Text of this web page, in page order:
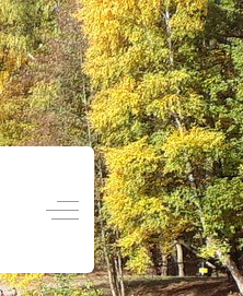
Off-Canvas Toggle